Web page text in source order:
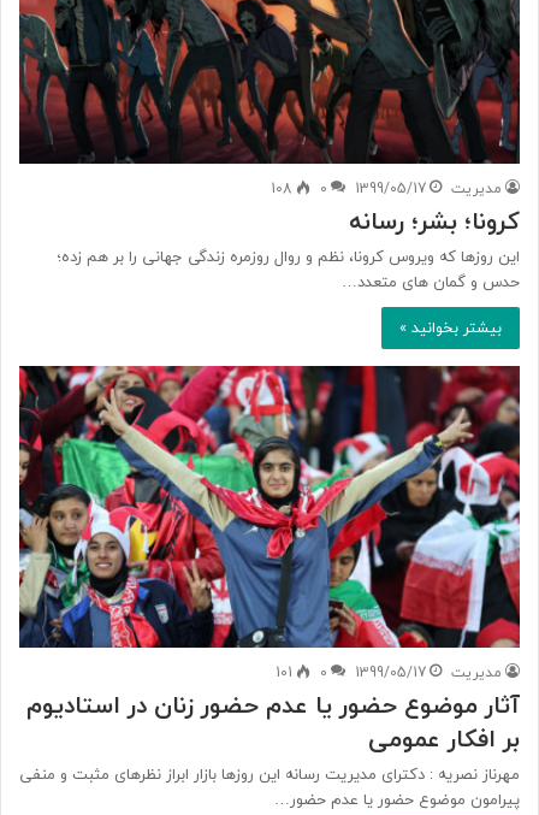
مدیریت 1399/05/17
0
108
کرونا؛ بشر؛ رسانه
این روزها که ویروس کرونا، نظم و روال روزمره زندگی جهانی را بر هم زده؛
حدس و گمان های متعدد…
بیشتر بخوانید »
مدیریت 1399/05/17
0
101
آثار موضوع حضور یا عدم حضور زنان در استادیوم
بر افکار عمومی
مهرناز نصریه : دکترای مدیریت رسانه این روزها بازار ابراز نظرهای مثبت و منفی
پیرامون موضوع حضور یا عدم حضور…